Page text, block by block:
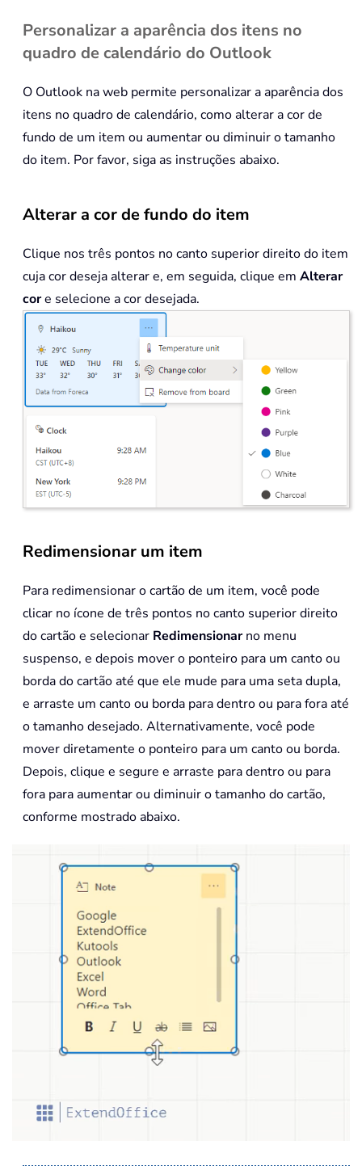
Personalizar a aparência dos itens no
quadro de calendário do Outlook
O Outlook na web permite personalizar a aparência dos
itens no quadro de calendário, como alterar a cor de
fundo de um item ou aumentar ou diminuir o tamanho
do item. Por favor, siga as instruções abaixo.
Alterar a cor de fundo do item
Clique nos três pontos no canto superior direito do item
cuja cor deseja alterar e, em seguida, clique em Alterar
core selecione a cor desejada.
Redimensionar um item
Para redimensionar o cartão de um item, você pode
clicar no ícone de três pontos no canto superior direito
do cartão e selecionar Redimensionarno menu
suspenso, e depois mover o ponteiro para um canto ou
borda do cartão até que ele mude para uma seta dupla,
e arraste um canto ou borda para dentro ou para fora até
o tamanho desejado. Alternativamente, você pode
mover diretamente o ponteiro para um canto ou borda.
Depois, clique e segure e arraste para dentro ou para
fora para aumentar ou diminuir o tamanho do cartão,
conforme mostrado abaixo.